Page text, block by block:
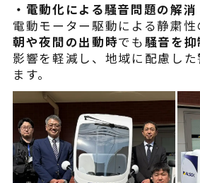
・電動化による騒音問題の解消
電動モーター駆動による静粛
朝や夜間の出動時でも騒音を抑
影響を軽減し、地域に配慮し
ます。